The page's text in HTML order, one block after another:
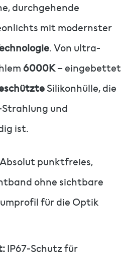
durchgehende
mit modernster
. Von ultra-
6000K– eingebettet
Silikonhülle, die
Strahlung und
ist.
Absolut punktfreies,
ohne sichtbare
für die Optik
IP67-Schutz für